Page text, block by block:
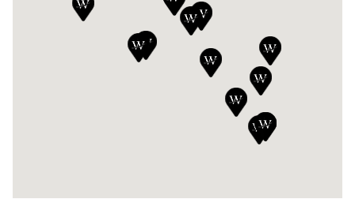
DE WILLERMIN AVIGNON
162A Avenue Pierre Semard, 84000, Avignon